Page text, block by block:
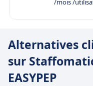
/mois /
Alternatives
sur
EASYPEP